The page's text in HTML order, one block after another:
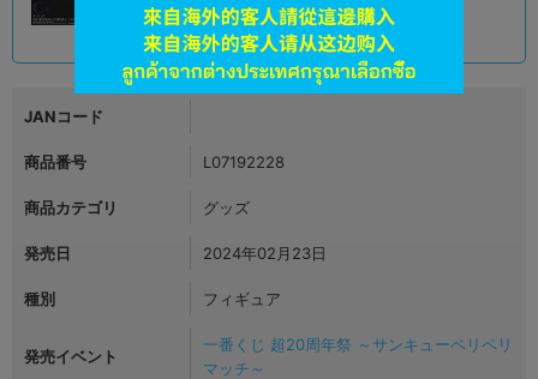
品切状態 8,190円 税込
JANコード
商品番号 L07192228
商品カテゴリ グッズ
発売日 2024年02月23日
種別 フィギュア
発売イベント
一番くじ 超20周年祭 ～サンキューペリペリ
マッチ～